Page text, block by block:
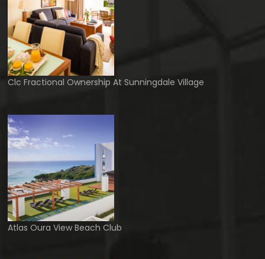
Clc Fractional Ownership At Sunningdale Village
Atlas Oura View Beach Club